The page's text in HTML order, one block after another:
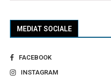
MEDIAT SOCIALE
FACEBOOK
INSTAGRAM